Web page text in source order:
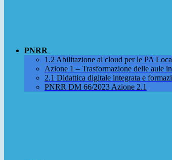
PNRR
1.2 Abilitazione al cloud per le PA
Azione 1 – Trasformazione delle aule
2.1 Didattica digitale integrata e
PNRR DM 66/2023 Azione 2.1